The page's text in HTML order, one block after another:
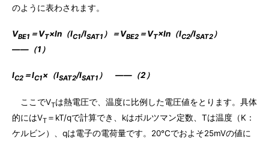
のように表わされます。
VBE1 ＝VT×ln（IC1/ISAT1 ）＝VBE2 ＝VT×In（IC2/ISAT2 ）
――（1）
IC2 ＝IC1×（ISAT2/ISAT1 ） ――（2）
ここでVTは熱電圧で、温度に比例した電圧値をとります。具体
的にはVT ＝kT/qで計算でき、kはボルツマン定数、Tは温度（K：
ケルビン）、qは電子の電荷量です。20℃でおよそ25mVの値に